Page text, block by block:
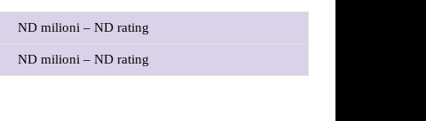
ND milioni – ND rating
ND milioni – ND rating